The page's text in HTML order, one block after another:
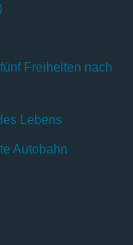
Freiheiten nach
Lebens
Autobahn